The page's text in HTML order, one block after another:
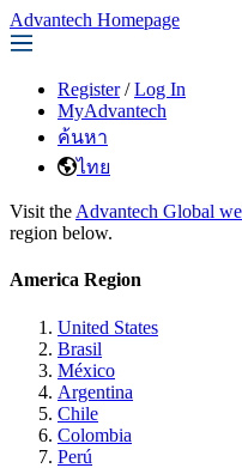
Advantech Homepage
Register / Log In
MyAdvantech
ค้นหา
ไทย
Visit the Advantech Global
region below.
America Region
United States
Brasil
México
Argentina
Chile
Colombia
Perú